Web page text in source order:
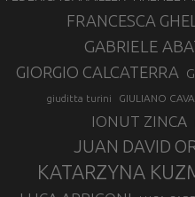
FRANCESCA
GABRIELE
GIORGIO CALCATERRA
giuditta turini GIULIANO
IONUT ZINCA
JUAN DAVID
KATARZYNA